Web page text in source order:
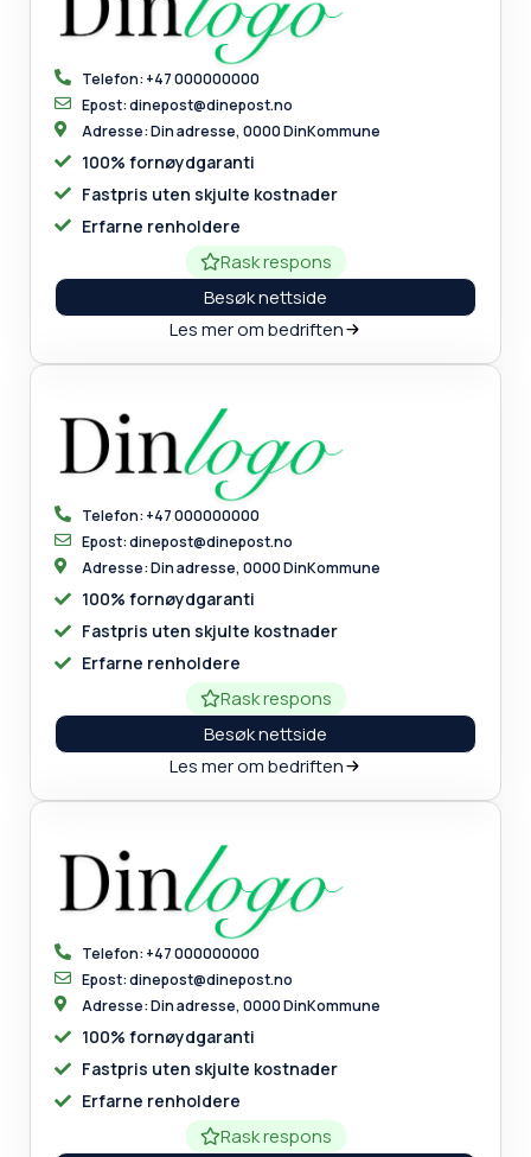
Telefon: +47 000000000
Epost: dinepost@dinepost.no
Adresse: Din adresse, 0000 DinKommune
100% fornøydgaranti
Fastpris uten skjulte kostnader
Erfarne renholdere
Rask respons
Besøk nettside
Les mer om bedriften
Telefon: +47 000000000
Epost: dinepost@dinepost.no
Adresse: Din adresse, 0000 DinKommune
100% fornøydgaranti
Fastpris uten skjulte kostnader
Erfarne renholdere
Rask respons
Besøk nettside
Les mer om bedriften
Telefon: +47 000000000
Epost: dinepost@dinepost.no
Adresse: Din adresse, 0000 DinKommune
100% fornøydgaranti
Fastpris uten skjulte kostnader
Erfarne renholdere
Rask respons